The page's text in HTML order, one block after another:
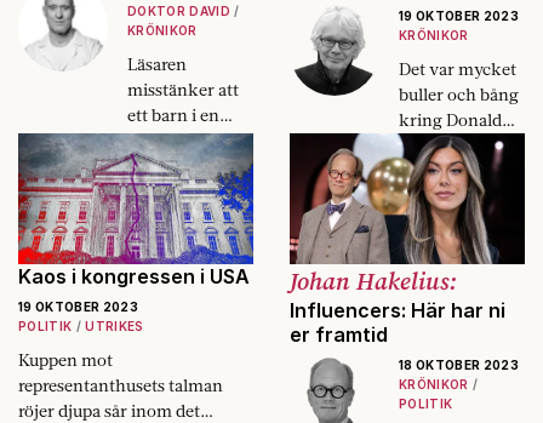
DOKTOR DAVID
KRÖNIKOR
Läsaren
misstänker att
ett barn i en
familj far illa.
Hur mycket
belägg behöver
man för att göra
en
orosanmälan?
19 OKTOBER 2023
KRÖNIKOR
Det var mycket
buller och bång
kring Donald
Trump och hans
mur mot
Mexiko, men
fler papperslösa
greps på Bill
Clintons och
Barack Obamas
tid.
Kaos i kongressen i USA
19 OKTOBER 2023
POLITIK
UTRIKES
Kuppen mot
representanthusets talman
röjer djupa sår inom det
Johan Hakelius:
Influencers: Här har ni
er framtid
18 OKTOBER 2023
KRÖNIKOR
POLITIK